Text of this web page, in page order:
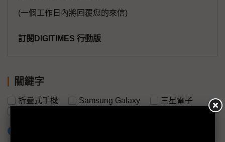
(一個工作日內將回覆您的來信)
訂閱DIGITIMES 行動版
關鍵字
折疊式手機 Samsung Galaxy
三星電子